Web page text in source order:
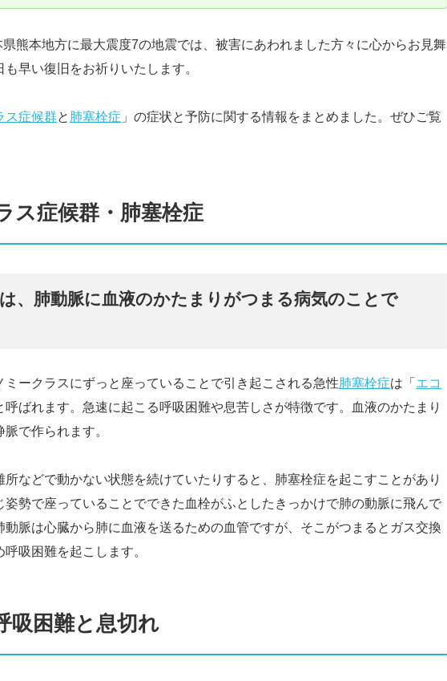
熊本地方に最大震度7の地震では、被害にあわれました方々に心からお見舞
早い復旧をお祈りいたします。
ス症候群と 肺塞栓症 」の症状と予防に関する情報をまとめました。ぜひご覧
ス症候群・肺塞栓症
は、肺動脈に血液のかたまりがつまる病気のことで
ークラスにずっと座っていることで引き起こされる急性肺塞栓症は「 エコ
呼ばれます。急速に起こる呼吸困難や息苦しさが特徴です。血液のかたまり
で作られます。
所などで動かない状態を続けていたりすると、肺塞栓症を起こすことがあり
姿勢で座っていることでできた血栓がふとしたきっかけで肺の動脈に飛んで
脈は心臓から肺に血液を送るための血管ですが、そこがつまるとガス交換
吸困難を起こします。
吸困難と息切れ